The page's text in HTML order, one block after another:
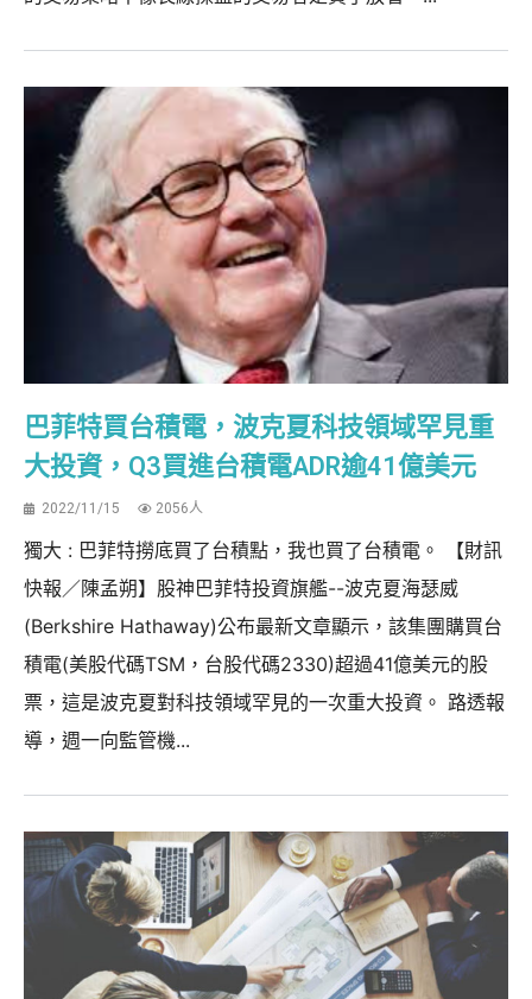
巴菲特買台積電，波克夏科技領域罕見重
大投資，Q3買進台積電ADR逾41億美元
2022/11/15 2056人
獨大 : 巴菲特撈底買了台積點，我也買了台積電。 【財訊
快報／陳孟朔】股神巴菲特投資旗艦--波克夏海瑟威
(Berkshire Hathaway)公布最新文章顯示，該集團購買台
積電(美股代碼TSM，台股代碼2330)超過41億美元的股
票，這是波克夏對科技領域罕見的一次重大投資。 路透報
導，週一向監管機...